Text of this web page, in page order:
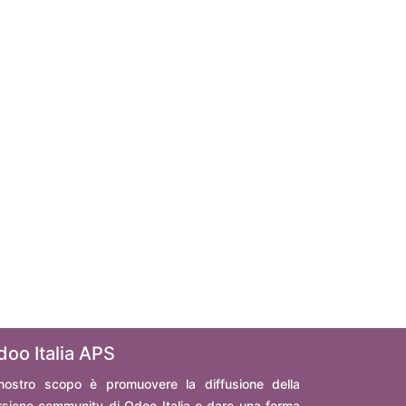
Italia APS
scopo è promuovere la diffusione della